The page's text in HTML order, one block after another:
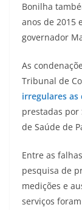
Bonilha
anos de 2015
governador
As
Tribunal de
irregulares as
prestadas por
de Saúde de
Entre as
pesquisa de
medições e
serviços